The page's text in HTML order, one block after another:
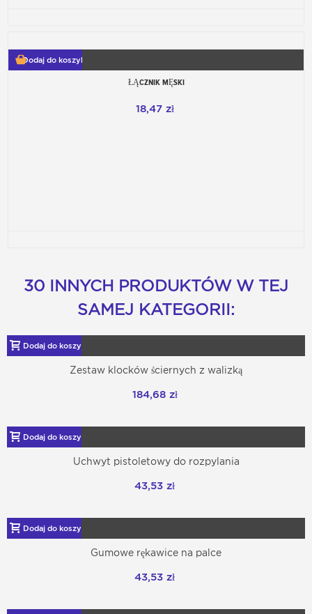
Dodaj do koszyka
ŁĄCZNIK MĘSKI
18,47 zł
30 INNYCH PRODUKTÓW W TEJ
SAMEJ KATEGORII:
Dodaj do koszyka
Zestaw klocków ściernych z walizką
184,68 zł
Dodaj do koszyka
Uchwyt pistoletowy do rozpylania
43,53 zł
Dodaj do koszyka
Gumowe rękawice na palce
43,53 zł